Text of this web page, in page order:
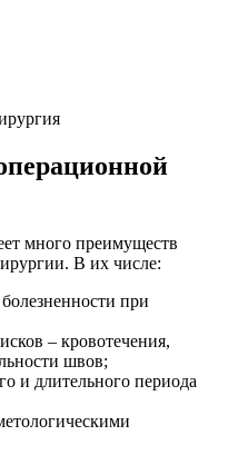
много преимуществ
В их числе:
при
– кровотечения,
швов;
и длительного периода